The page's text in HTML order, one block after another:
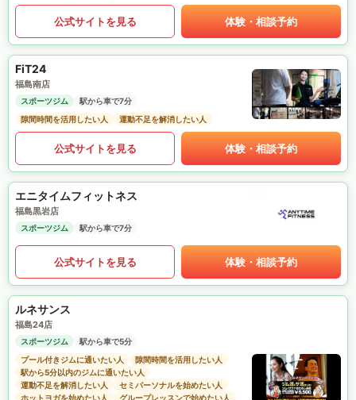
公式サイトを見る 体験・相談予約
FiT24
福島南店
スポーツジム
駅から車で7分
隙間時間を活用したい人
運動不足を解消したい人
公式サイトを見る 体験・相談予約
エニタイムフィットネス
福島黒岩店
スポーツジム 駅から車で7分
公式サイトを見る 体験・相談予約
ルネサンス
福島24店
スポーツジム
駅から車で5分
プール付きジムに通いたい人
隙間時間を活用したい人
駅から5分以内のジムに通いたい人
運動不足を解消したい人
セミパーソナルを始めたい人
ホットヨガを始めたい人
グループレッスンで始めたい人